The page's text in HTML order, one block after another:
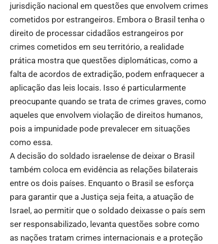
jurisdição nacional em questões que envolvem crimes
cometidos por estrangeiros. Embora o Brasil tenha o
direito de processar cidadãos estrangeiros por
crimes cometidos em seu território, a realidade
prática mostra que questões diplomáticas, como a
falta de acordos de extradição, podem enfraquecer a
aplicação das leis locais. Isso é particularmente
preocupante quando se trata de crimes graves, como
aqueles que envolvem violação de direitos humanos,
pois a impunidade pode prevalecer em situações
como essa.
A decisão do soldado israelense de deixar o Brasil
também coloca em evidência as relações bilaterais
entre os dois países. Enquanto o Brasil se esforça
para garantir que a Justiça seja feita, a atuação de
Israel, ao permitir que o soldado deixasse o país sem
ser responsabilizado, levanta questões sobre como
as nações tratam crimes internacionais e a proteção